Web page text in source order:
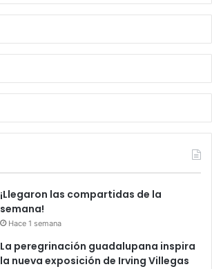
¡Llegaron las compartidas de la
semana!
Hace 1 semana
La peregrinación guadalupana inspira
la nueva exposición de Irving Villegas